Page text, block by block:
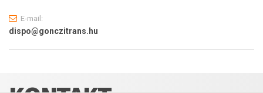
E-mail:
dispo@gonczitrans.hu